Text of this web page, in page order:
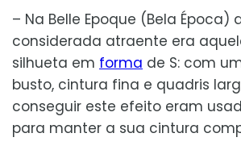
– Na Belle Epoque (Bela Época)
considerada atraente era
silhueta em forma de S: com
busto, cintura fina e quadris
conseguir este efeito eram
para manter a sua cintura